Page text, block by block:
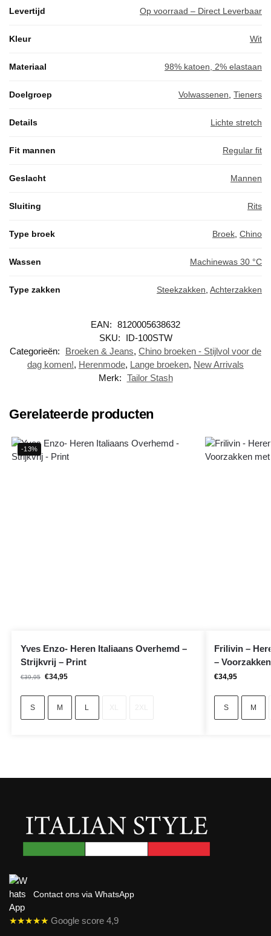
Levertijd Op voorraad – Direct Leverbaar
Kleur Wit
Materiaal 98% katoen, 2% elastaan
Doelgroep Volwassenen Tieners
Details Lichte stretch
Fit mannen Regular fit
Geslacht Mannen
Sluiting Rits
Type broek Broek Chino
Wassen Machinewas 30 °C
Type zakken Steekzakken Achterzakken
EAN: 8120005638632
SKU:
ID-100STW
Categorieën:
Broeken & Jeans, Chino broeken - Stijlvol voor de
dag komen!, Herenmode, Lange broeken, New Arrivals
Merk: Tailor Stash
Gerelateerde producten
-13%
Yves Enzo- Heren Italiaans Overhemd –
Strijkvrij – Print
€39,95 €34,95
S M L
Frilivin –
–
€34,95
S M
Contact ons via WhatsApp
★★★★★ Google score 4,9